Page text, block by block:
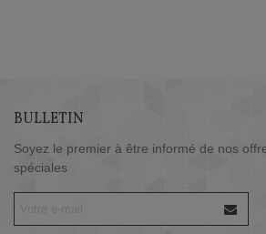
BULLETIN
Soyez le premier à être informé de nos
spéciales